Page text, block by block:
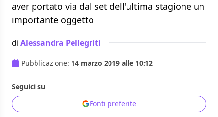
aver portato via dal set dell'ultima stagione un
importante oggetto
di Alessandra Pellegriti
Pubblicazione: 14 marzo 2019 alle 10:12
Seguici su
Fonti preferite